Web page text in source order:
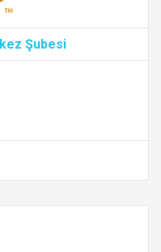
Şubesi